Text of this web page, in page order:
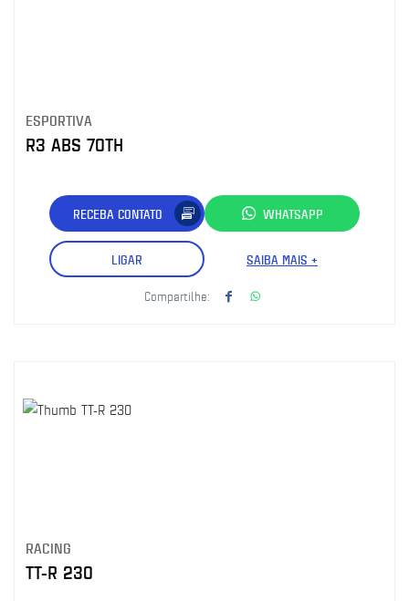
ESPORTIVA
R3 ABS 70TH
RECEBA CONTATO WHATSAPP
LIGAR SAIBA MAIS +
Compartilhe:
RACING
TT-R 230